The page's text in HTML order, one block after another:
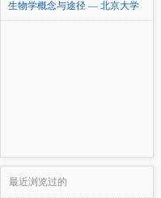
生物学概念与途径 — 北京大学
最近浏览过的